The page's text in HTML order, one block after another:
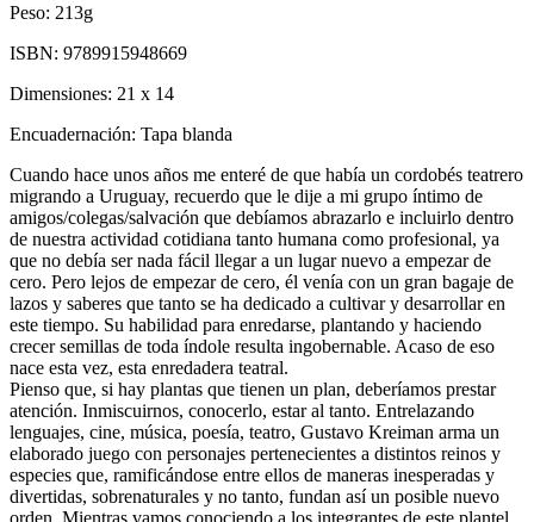
Peso: 213g
ISBN: 9789915948669
Dimensiones: 21 x 14
Encuadernación: Tapa blanda
Cuando hace unos años me enteré de que había un cordobés teatrero
migrando a Uruguay, recuerdo que le dije a mi grupo íntimo de
amigos/colegas/salvación que debíamos abrazarlo e incluirlo dentro
de nuestra actividad cotidiana tanto humana como profesional, ya
que no debía ser nada fácil llegar a un lugar nuevo a empezar de
cero. Pero lejos de empezar de cero, él venía con un gran bagaje de
lazos y saberes que tanto se ha dedicado a cultivar y desarrollar en
este tiempo. Su habilidad para enredarse, plantando y haciendo
crecer semillas de toda índole resulta ingobernable. Acaso de eso
nace esta vez, esta enredadera teatral.
Pienso que, si hay plantas que tienen un plan, deberíamos prestar
atención. Inmiscuirnos, conocerlo, estar al tanto. Entrelazando
lenguajes, cine, música, poesía, teatro, Gustavo Kreiman arma un
elaborado juego con personajes pertenecientes a distintos reinos y
especies que, ramificándose entre ellos de maneras inesperadas y
divertidas, sobrenaturales y no tanto, fundan así un posible nuevo
orden. Mientras vamos conociendo a los integrantes de este plantel,